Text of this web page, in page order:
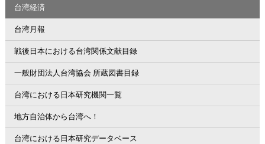
台湾経済
台湾月報
戦後日本における台湾関係文献目録
一般財団法人台湾協会 所蔵図書目録
台湾における日本研究機関一覧
地方自治体から台湾へ！
台湾における日本研究データベース